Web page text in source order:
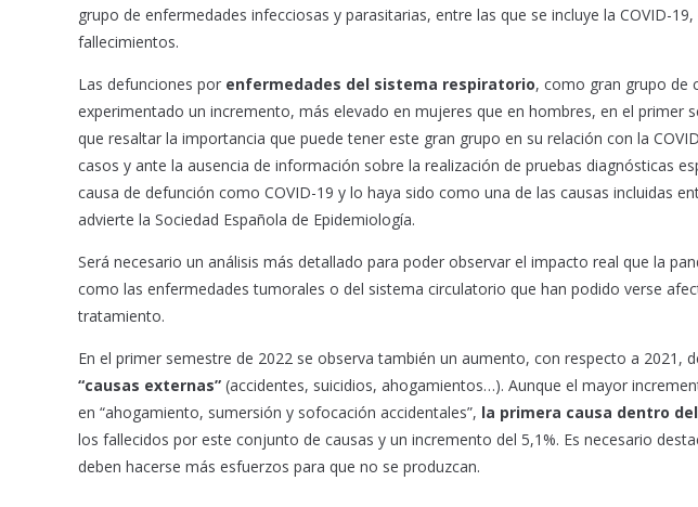
grupo de enfermedades infecciosas y parasitarias, entre las que se incluye la COVID-
fallecimientos.
Las defunciones por enfermedades del sistema respiratorio, como gran grupo de
experimentado un incremento, más elevado en mujeres que en hombres, en el primer
que resaltar la importancia que puede tener este gran grupo en su relación con la
casos y ante la ausencia de información sobre la realización de pruebas diagnósticas
causa de defunción como COVID-19 y lo haya sido como una de las causas incluidas
advierte la Sociedad Española de Epidemiología.
Será necesario un análisis más detallado para poder observar el impacto real que la
como las enfermedades tumorales o del sistema circulatorio que han podido verse
tratamiento.
En el primer semestre de 2022 se observa también un aumento, con respecto a 2021,
“causas externas” (accidentes, suicidios, ahogamientos…). Aunque el mayor
en “ahogamiento, sumersión y sofocación accidentales”, la primera causa dentro
los fallecidos por este conjunto de causas y un incremento del 5,1%. Es necesario
deben hacerse más esfuerzos para que no se produzcan.